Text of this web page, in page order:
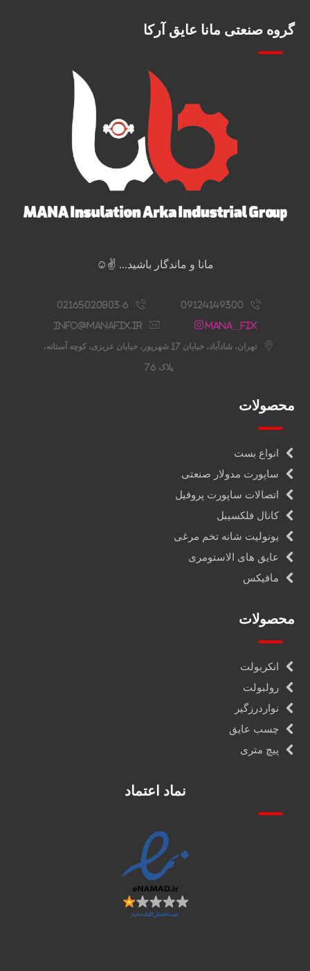
گروه صنعتی مانا عایق آرکا
مانا و ماندگار باشید... ✌️☺️
09124149300
02165020803-6
Mana__fix
info@manafix.ir
تهران، شادآباد، خیابان 17 شهریور، خیابان عزیزی، کوچه آستانه،
پلاک 76
محصولات
انواع بست
ساپورت مدولار صنعتی
اتصالات ساپورت پروفیل
کانال فلکسیبل
یونولیت شانه تخم مرغی
عایق های الاستومری
مافیکس
محصولات
انکربولت
رولبولت
نواردرزگیر
چسب عایق
پیچ متری
نماد اعتماد